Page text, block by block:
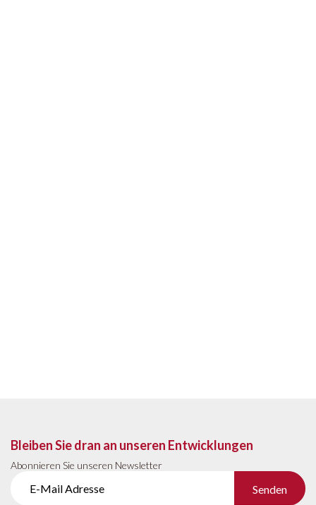
Bleiben Sie dran an unseren Entwicklungen
Abonnieren Sie unseren Newsletter
Senden